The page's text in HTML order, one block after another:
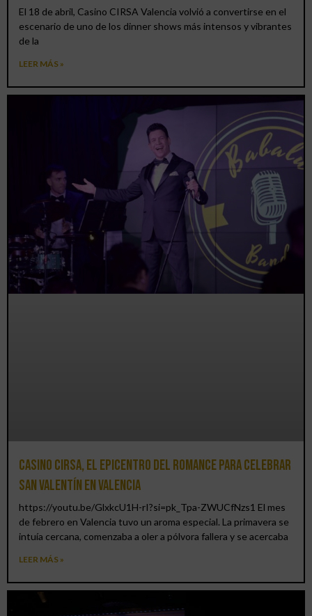
El 18 de abril, Casino CIRSA Valencia volvió a convertirse en el
escenario de uno de los dinner shows más intensos y vibrantes
de la
LEER MÁS »
Casino CIRSA, el epicentro del romance para celebrar
San Valentín en Valencia
https://youtu.be/GlxkcU1H-rI?si=pk_Tpa-ZWUCfNzs1 El mes
de febrero en Valencia tuvo un aroma especial. La primavera se
intuía cercana, comenzaba a oler a pólvora fallera y se acercaba
LEER MÁS »